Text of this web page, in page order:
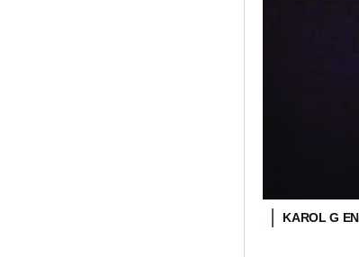
KAROL G